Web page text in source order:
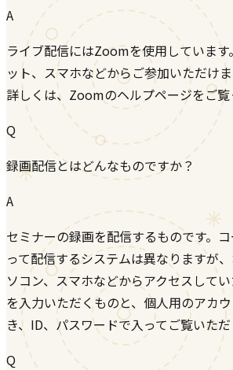
A
ライブ配信にはZoomを使用していま
ット、スマホなどからご参加いただけ
詳しくは、Zoomのヘルプページをご覧
Q
録画配信とはどんなものですか？
A
セミナーの録画を配信するものです。
って配信するシステムは異なりますが
ソコン、スマホなどからアクセスして
を入力いただくものと、個人用のアカ
き、ID、パスワードで入ってご覧いただ
Q